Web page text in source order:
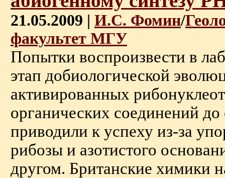
21.05.2009 | И.С. Фомин/
факультет МГУ
Попытки воспроизвести в
этап добиологической
активированных
органических соединений
приводили к успеху из-за
рибозы и азотистого
другом. Британские химики